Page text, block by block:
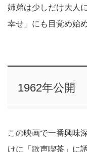
姉弟は少しだけ大人
幸せ」にも目覚め始
1962年公開
この映画で一番興味
けに「歌声喫茶」に